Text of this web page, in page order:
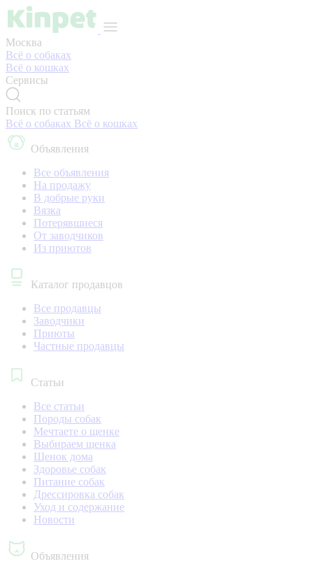
Москва
Всё о собаках
Всё о кошках
Сервисы
Поиск по статьям
Всё о собаках Всё о кошках
Объявления
Все объявления
На продажу
В добрые руки
Вязка
Потерявшиеся
От заводчиков
Из приютов
Каталог продавцов
Все продавцы
Заводчики
Приюты
Частные продавцы
Статьи
Все статьи
Породы собак
Мечтаете о щенке
Выбираем щенка
Щенок дома
Здоровье собак
Питание собак
Дрессировка собак
Уход и содержание
Новости
Объявления